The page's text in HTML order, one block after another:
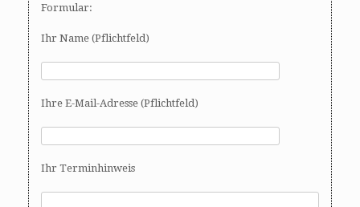
Formular:
Ihr Name (Pflichtfeld)
Ihre E-Mail-Adresse (Pflichtfeld)
Ihr Terminhinweis